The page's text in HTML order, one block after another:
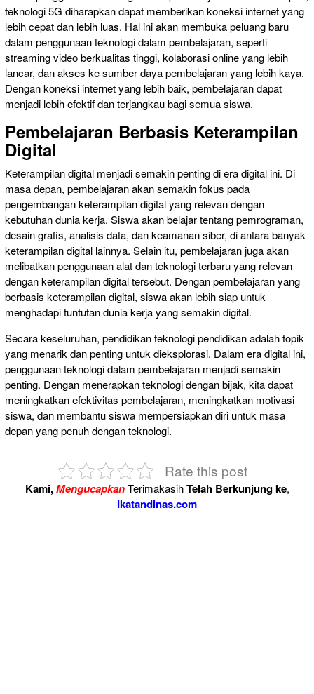
teknologi 5G diharapkan dapat memberikan koneksi internet yang
lebih cepat dan lebih luas. Hal ini akan membuka peluang baru
dalam penggunaan teknologi dalam pembelajaran, seperti
streaming video berkualitas tinggi, kolaborasi online yang lebih
lancar, dan akses ke sumber daya pembelajaran yang lebih kaya.
Dengan koneksi internet yang lebih baik, pembelajaran dapat
menjadi lebih efektif dan terjangkau bagi semua siswa.
Pembelajaran Berbasis Keterampilan
Digital
Keterampilan digital menjadi semakin penting di era digital ini. Di
masa depan, pembelajaran akan semakin fokus pada
pengembangan keterampilan digital yang relevan dengan
kebutuhan dunia kerja. Siswa akan belajar tentang pemrograman,
desain grafis, analisis data, dan keamanan siber, di antara banyak
keterampilan digital lainnya. Selain itu, pembelajaran juga akan
melibatkan penggunaan alat dan teknologi terbaru yang relevan
dengan keterampilan digital tersebut. Dengan pembelajaran yang
berbasis keterampilan digital, siswa akan lebih siap untuk
menghadapi tuntutan dunia kerja yang semakin digital.
Secara keseluruhan, pendidikan teknologi pendidikan adalah topik
yang menarik dan penting untuk dieksplorasi. Dalam era digital ini,
penggunaan teknologi dalam pembelajaran menjadi semakin
penting. Dengan menerapkan teknologi dengan bijak, kita dapat
meningkatkan efektivitas pembelajaran, meningkatkan motivasi
siswa, dan membantu siswa mempersiapkan diri untuk masa
depan yang penuh dengan teknologi.
Rate this post
Kami,MengucapkanTerimakasihTelah Berkunjung ke,
Ikatandinas.com